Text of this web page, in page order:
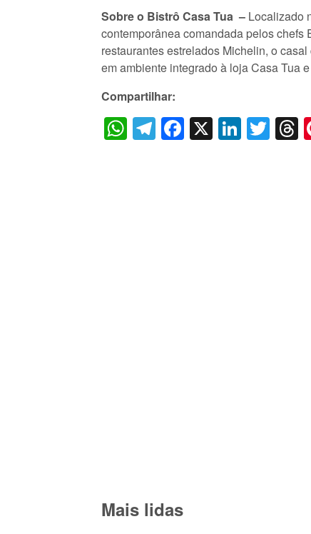
Sobre o Bistrô Casa Tua – Localizado
contemporânea comandada pelos chefs
restaurantes estrelados Michelin, o
em ambiente integrado à loja Casa Tua
Compartilhar:
WhatsApp
Telegram
Facebook
X
Mais lidas